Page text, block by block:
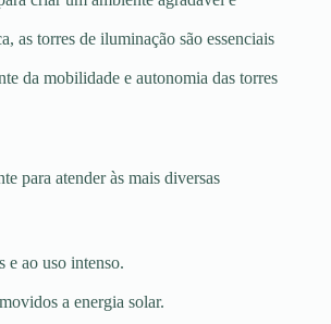
as torres de iluminação são essenciais
da mobilidade e autonomia das torres
para atender às mais diversas
e ao uso intenso.
a energia solar.